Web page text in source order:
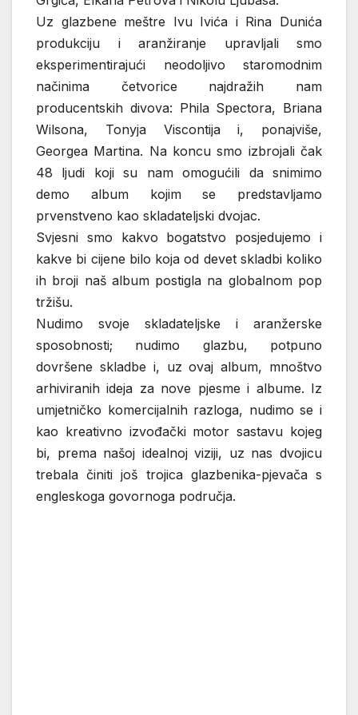
Uz glazbene meštre Ivu Ivića i Rina Dunića
produkciju i aranžiranje upravljali smo
eksperimentirajući neodoljivo staromodnim
načinima četvorice najdražih nam
producentskih divova: Phila Spectora, Briana
Wilsona, Tonyja Viscontija i, ponajviše,
Georgea Martina. Na koncu smo izbrojali čak
48 ljudi koji su nam omogućili da snimimo
demo album kojim se predstavljamo
prvenstveno kao skladateljski dvojac.
Svjesni smo kakvo bogatstvo posjedujemo i
kakve bi cijene bilo koja od devet skladbi koliko
ih broji naš album postigla na globalnom pop
tržišu.
Nudimo svoje skladateljske i aranžerske
sposobnosti; nudimo glazbu, potpuno
dovršene skladbe i, uz ovaj album, mnoštvo
arhiviranih ideja za nove pjesme i albume. Iz
umjetničko komercijalnih razloga, nudimo se i
kao kreativno izvođački motor sastavu kojeg
bi, prema našoj idealnoj viziji, uz nas dvojicu
trebala činiti još trojica glazbenika-pjevača s
engleskoga govornoga područja.